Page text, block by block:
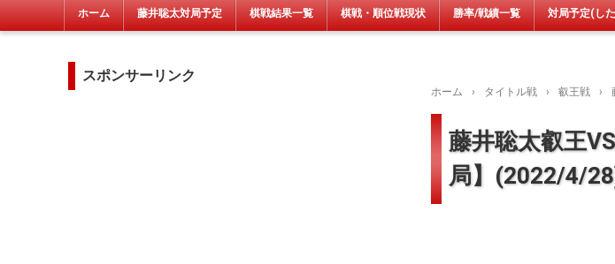
ホーム 藤井聡太対局予定 棋戦結果一覧 棋戦・順位戦現状 勝率/戦績一覧 対局予定(し
ホーム › タイトル戦 › 叡王戦 ›
藤井聡太叡王
局】(2022/4/
スポンサーリンク